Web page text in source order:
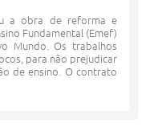
a obra de reforma e
Fundamental (Emef)
Mundo. Os trabalhos
para não prejudicar
de ensino. O contrato